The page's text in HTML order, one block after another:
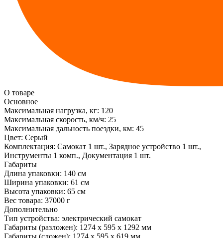
О товаре
Основное
Максимальная нагрузка, кг: 120
Максимальная скорость, км/ч: 25
Максимальная дальность поездки, км: 45
Цвет: Серый
Комплектация: Самокат 1 шт., Зарядное устройство 1 шт.,
Инструменты 1 комп., Документация 1 шт.
Габариты
Длина упаковки: 140 см
Ширина упаковки: 61 см
Высота упаковки: 65 см
Вес товара: 37000 г
Дополнительно
Тип устройства: электрический самокат
Габариты (разложен): 1274 x 595 x 1292 мм
Габариты (сложен): 1274 x 595 x 619 мм